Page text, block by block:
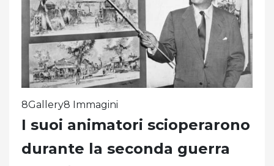
8Gallery8 Immagini
I suoi animatori scioperarono
durante la seconda guerra